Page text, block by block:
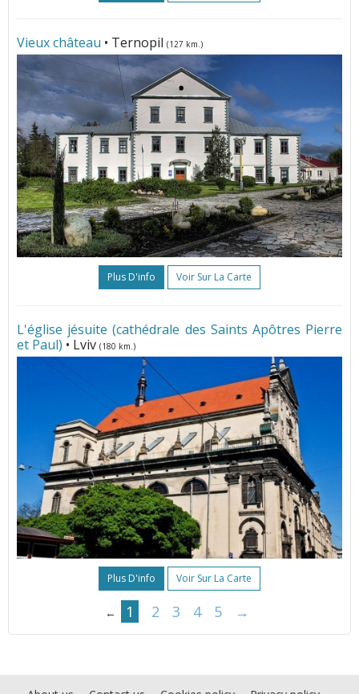
Vieux château • Ternopil (127 km.)
Plus D'info Voir Sur La Carte
L'église jésuite (cathédrale des Saints Apôtres Pierre
et Paul) • Lviv (180 km.)
Plus D'info Voir Sur La Carte
← 1 2 3 4 5 →